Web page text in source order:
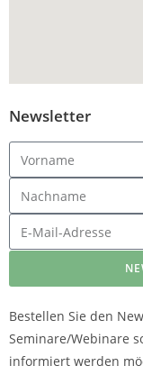
Newsletter
Bestellen Sie den
Seminare/Webinare
informiert werden